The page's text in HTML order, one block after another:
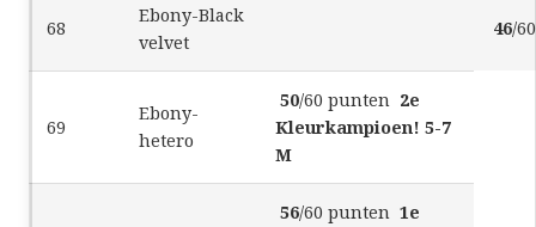
68
Ebony-Black
velvet
46/
69
Ebony-
hetero
50/60 punten 2e
Kleurkampioen! 5-7
M
56/60 punten 1e